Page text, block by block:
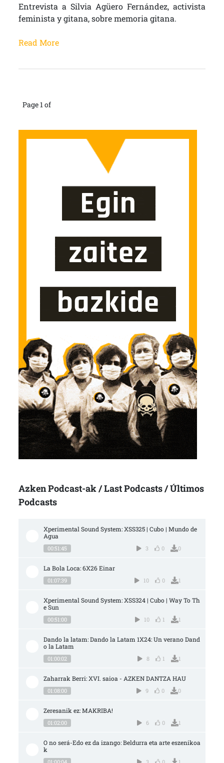
Entrevista a Silvia Agüero Fernández, activista
feminista y gitana, sobre memoria gitana.
Read More
Page 1 of
Azken Podcast-ak / Last Podcasts / Últimos
Podcasts
Xperimental Sound System: XSS325 | Cubo | Mundo de
Agua
00:51:45 3 0 0
La Bola Loca: 6X26 Einar
01:07:39 10 0 1
Xperimental Sound System: XSS324 | Cubo | Way To Th
e Sun
00:51:00 10 1 1
Dando la latam: Dando la Latam 1X24: Un verano Dand
o la Latam
01:00:02 8 1 1
Zaharrak Berri: XVI. saioa - AZKEN DANTZA HAU
01:08:00 9 0 0
Zeresanik ez: MAKRIBA!
01:02:00 6 0 1
O no será-Edo ez da izango: Beldurra eta arte eszenikoa
k